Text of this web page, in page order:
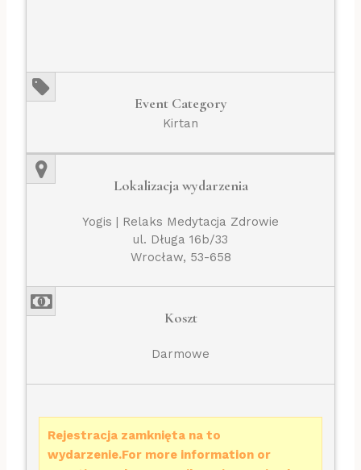
Event Category
Kirtan
Lokalizacja wydarzenia
Yogis | Relaks Medytacja Zdrowie
ul. Długa 16b/33
Wrocław, 53-658
Koszt
Darmowe
Rejestracja zamknięta na to
wydarzenie.For more information or